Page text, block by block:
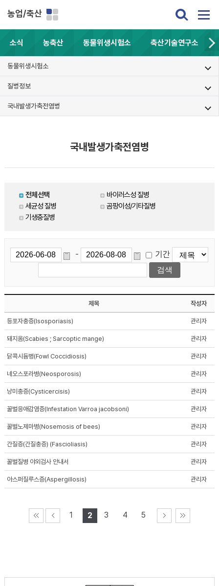
농업/축산
소식 농축산 동물위생시험소 축산기술연구소
동물위생시험소
질병정보
국내발생가축전염병
국내발생가축전염병
전체선택
바이러스성 질병
세균성 질병
곰팡이성/기타질병
기생충질병
- 기간
제목 작성자
등포자충증(Isosporiasis) 관리자
돼지옴(Scabies ; Sarcoptic mange) 관리자
닭콕시듐병(Fowl Coccidiosis) 관리자
네오스포라병(Neosporosis) 관리자
낭미충증(Cysticercisis) 관리자
꿀벌응애감염증(Infestation Varroa jacobsoni) 관리자
꿀벌노제마병(Nosemosis of bees) 관리자
간질증(간질충증) (Fascioliasis) 관리자
꿀벌질병 야외검사 안내서 관리자
아스퍼질루스증(Aspergillosis) 관리자
1 2 3 4 5